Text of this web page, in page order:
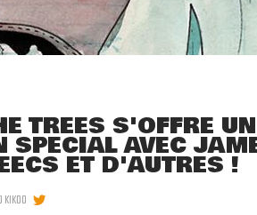
TREES S'OFFRE
SPECIAL AVEC
ET D'AUTRES !
KIKOO